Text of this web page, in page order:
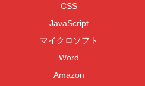
CSS
JavaScript
マイクロソフト
Word
Amazon